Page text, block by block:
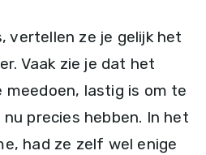
vertellen ze je gelijk het
Vaak zie je dat het
meedoen, lastig is om te
precies hebben. In het
had ze zelf wel enige